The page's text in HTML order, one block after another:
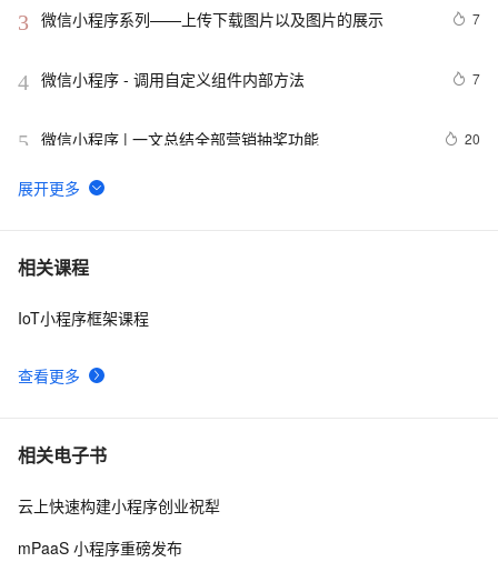
3 微信小程序系列——上传下载图片以及图片的展示 7
4 微信小程序 - 调用自定义组件内部方法 7
5 微信小程序 | 一文总结全部营销抽奖功能 20
6 微信小程序地图实现标记多个位置
7 uni-app开发微信小程序和h5应用
8 微信小程序如何实现进入小程序自动连WiFi功能
9 基于微信小程序渗透-反编译小程序
10
名？
相关课程
查看更多
IoT小程序框架课程
相关电子书
云上快速构建小程序创业祝犁
mPaaS 小程序重磅发布